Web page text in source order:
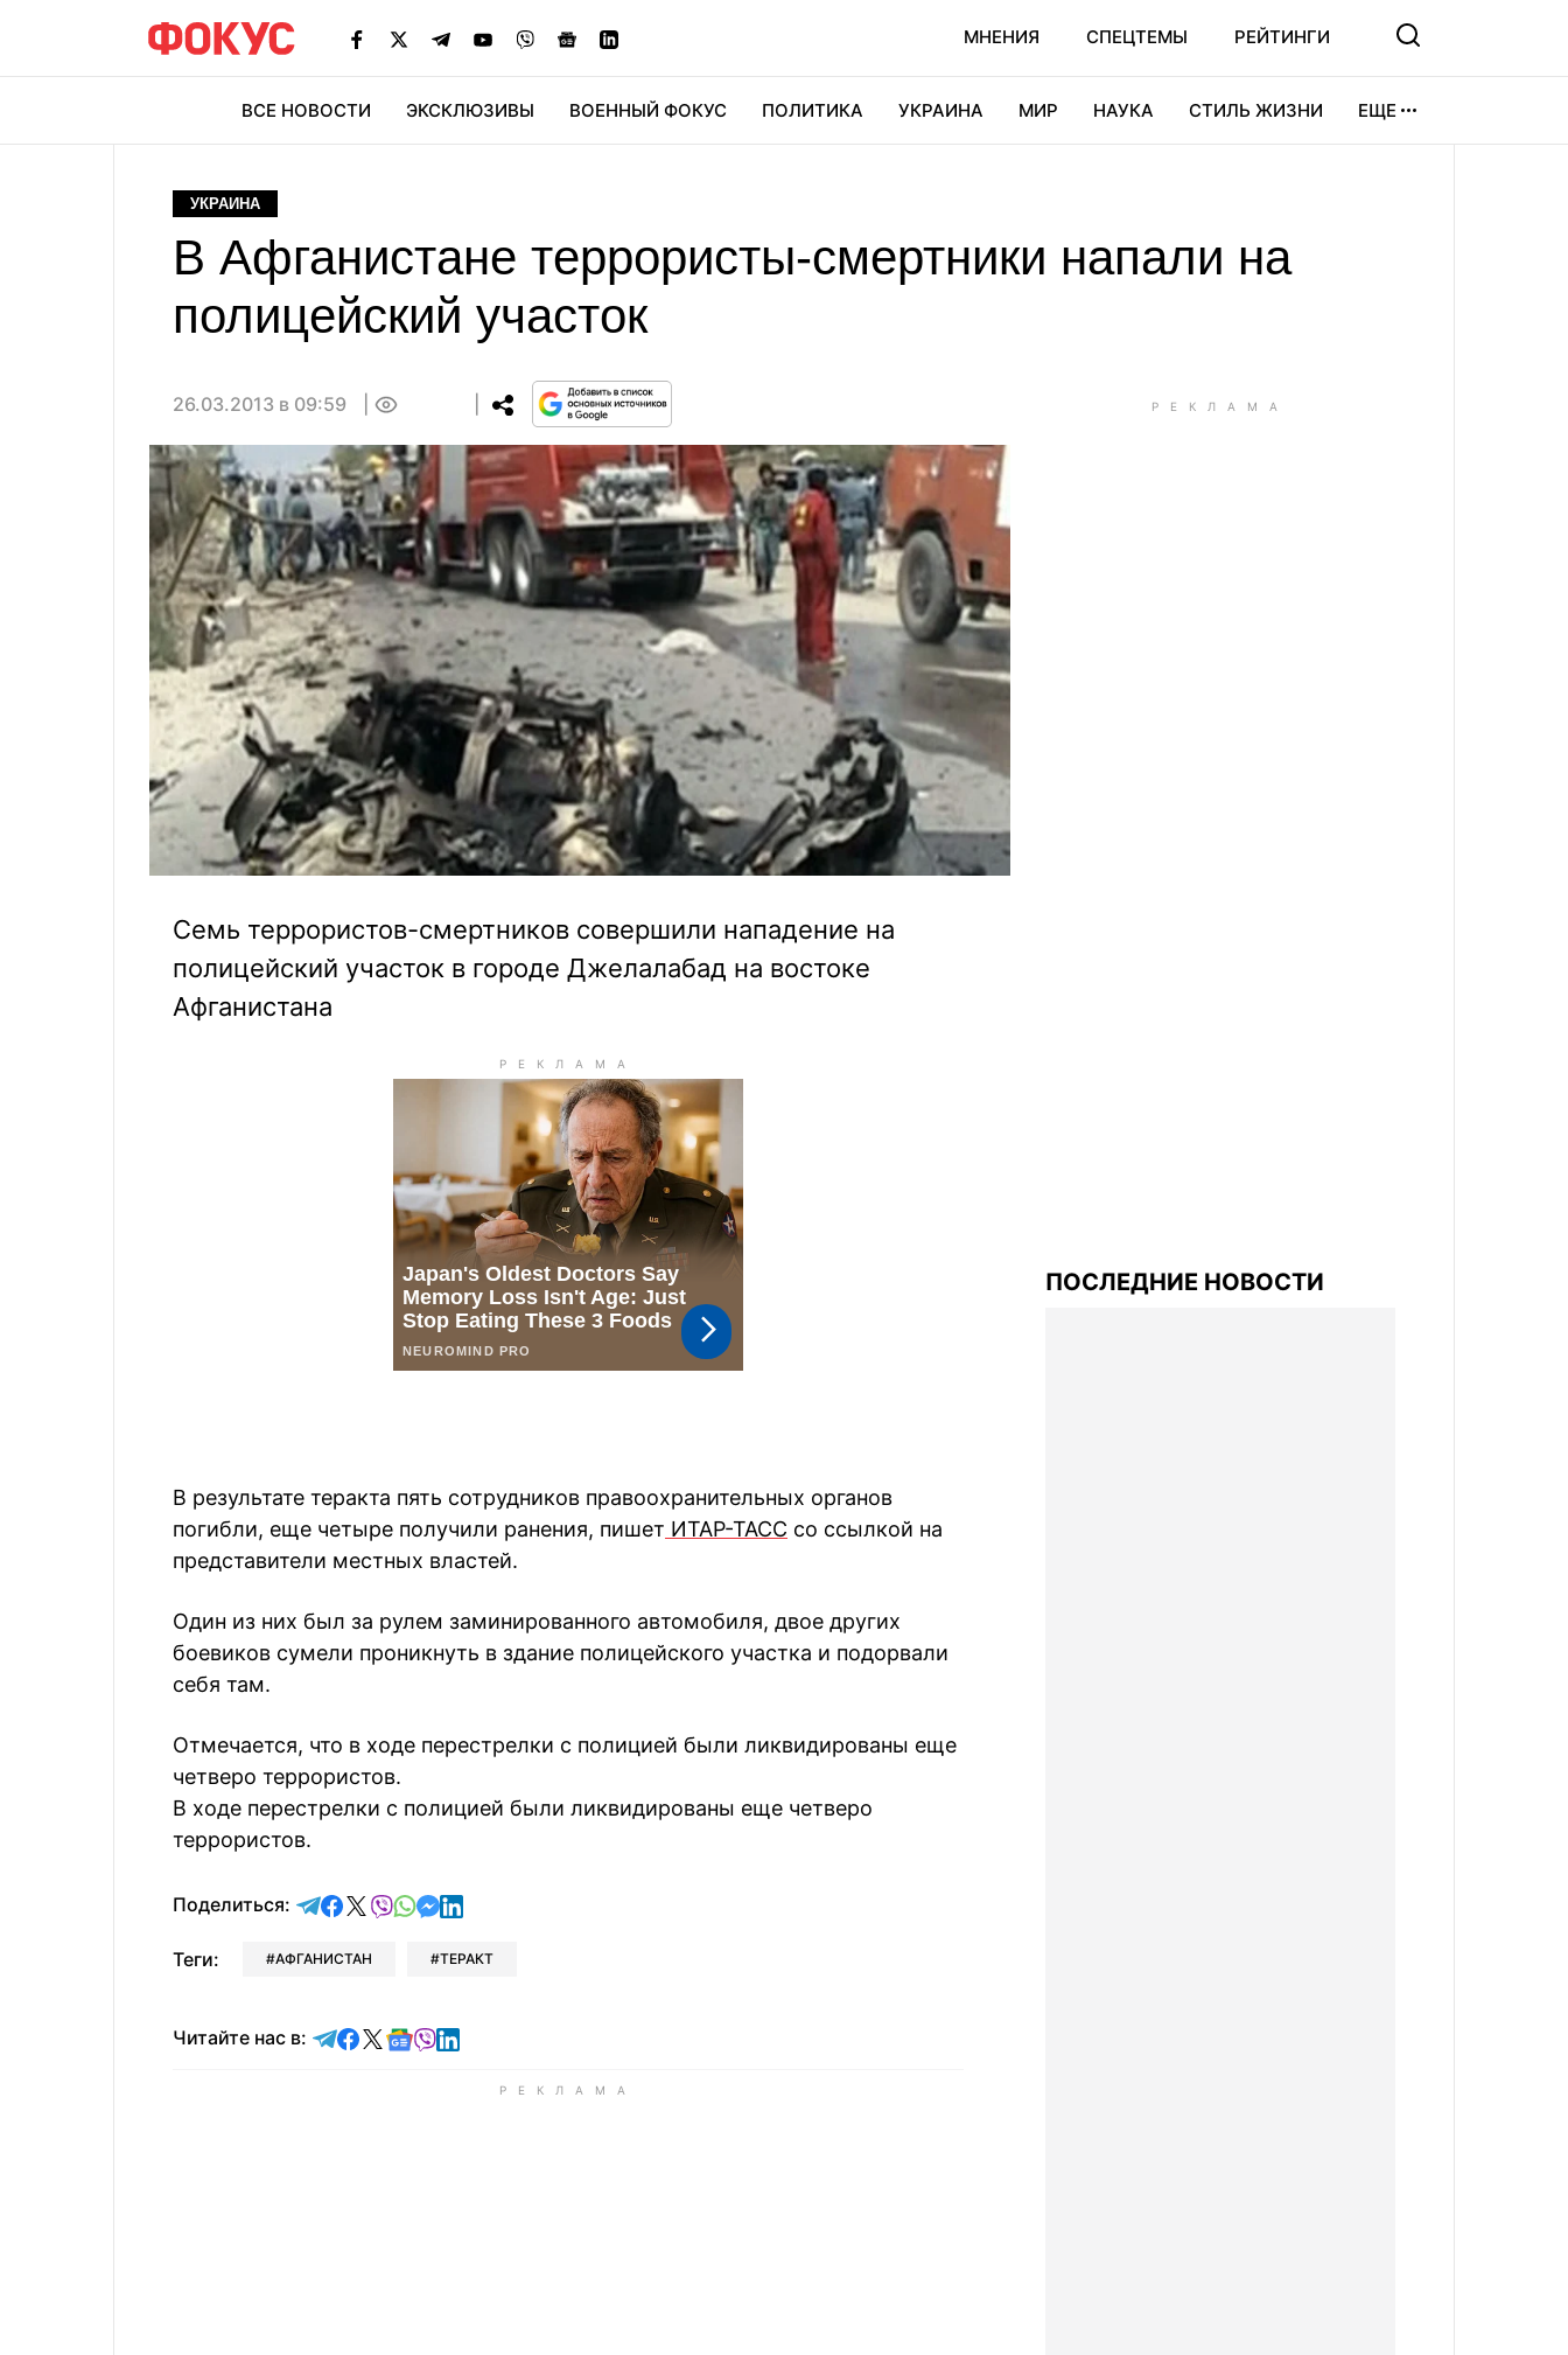
МНЕНИЯ СПЕЦТЕМЫ РЕЙТИНГИ
ВСЕ НОВОСТИ ЭКСКЛЮЗИВЫ ВОЕННЫЙ ФОКУС ПОЛИТИКА УКРАИНА МИР НАУКА СТИЛЬ ЖИЗНИ ЕЩЕ
УКРАИНА
В Афганистане террористы-смертники напали на
полицейский участок
26.03.2013 в 09:59
Семь террористов-смертников совершили нападение на
полицейский участок в городе Джелалабад на востоке
Афганистана
В результате теракта пять сотрудников правоохранительных органов
погибли, еще четыре получили ранения, пишет ИТАР-ТАСС со ссылкой на
представители местных властей.
Один из них был за рулем заминированного автомобиля, двое других
боевиков сумели проникнуть в здание полицейского участка и подорвали
себя там.
Отмечается, что в ходе перестрелки с полицией были ликвидированы еще
четверо террористов.
В ходе перестрелки с полицией были ликвидированы еще четверо
террористов.
Поделиться: отправить в Telegram
поделиться в Facebook
поделиться в X
отправить в Viber
отправить в Whatsapp
отправить в Messenger
отправить в LinkedIn
Теги: АФГАНИСТАН ТЕРАКТ
Читайте нас в: Читайте в Telegram
Читайте в Facebook
Читайте в X
Читайте в Google news
Читайте в Viber
Читайте в LinkedIn
ПОСЛЕДНИЕ НОВОСТИ